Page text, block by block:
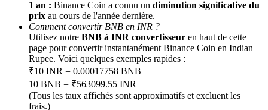
BTC Welcome Rewards
Deposit & Trade BTC to Share 25000 USDT prize pool!
Deposit CASHCAT & Win
1 an : Binance Coin a connu un diminution significative du
prix au cours de l'année dernière.
Comment convertir BNB en INR ?
Utilisez notre BNB à INR convertisseur en haut de cette
page pour convertir instantanément Binance Coin en Indian
Rupee. Voici quelques exemples rapides :
₹10 INR = 0.00017758 BNB
10 BNB = ₹563099.55 INR
(Tous les taux affichés sont approximatifs et excluent les
frais.)